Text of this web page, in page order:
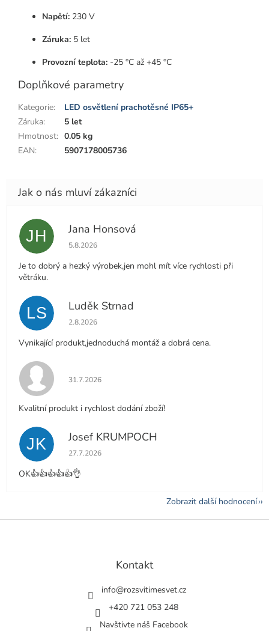
Napětí: 230 V
Záruka: 5 let
Provozní teplota: -25 °C až +45 °C
Doplňkové parametry
Kategorie:
LED osvětlení prachotěsné IP65+
Záruka:
5 let
Hmotnost: 0.05 kg
EAN: 5907178005736
JH Jana Honsová
Hodnocení obchodu je 5 z 5 hvězdiček.
5.8.2026
Je to dobrý a hezký výrobek,jen mohl mít více rychlosti při
větráku.
LS Luděk Strnad
Hodnocení obchodu je 5 z 5 hvězdiček.
2.8.2026
Vynikající produkt,jednoduchá montáž a dobrá cena.
Hodnocení obchodu je 5 z 5 hvězdiček.
31.7.2026
Kvalitní produkt i rychlost dodání zboží!
JK Josef KRUMPOCH
Hodnocení obchodu je 5 z 5 hvězdiček.
27.7.2026
OK👍👍👍👍👍👌
Zobrazit další hodnocení
Z
Kontakt
info@rozsvitimesvet.cz
+420 721 053 248
Navštivte náš Facebook